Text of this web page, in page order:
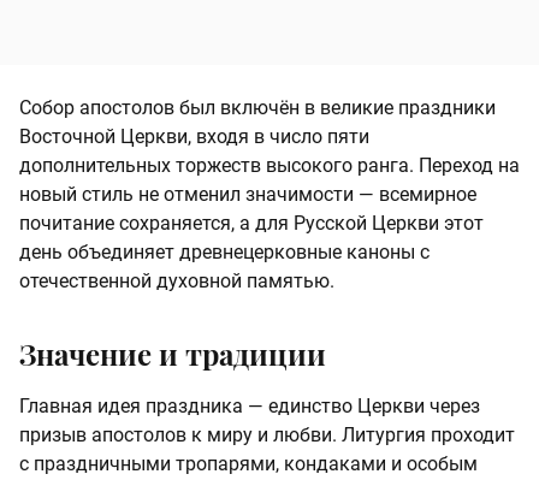
Собор апостолов был включён в великие праздники
Восточной Церкви, входя в число пяти
дополнительных торжеств высокого ранга. Переход на
новый стиль не отменил значимости — всемирное
почитание сохраняется, а для Русской Церкви этот
день объединяет древнецерковные каноны с
отечественной духовной памятью.
Значение и традиции
Главная идея праздника — единство Церкви через
призыв апостолов к миру и любви. Литургия проходит
с праздничными тропарями, кондаками и особым